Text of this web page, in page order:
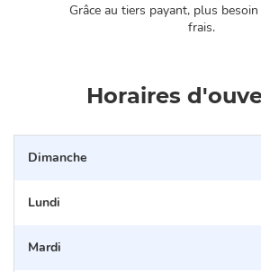
Grâce au tiers payant, plus
frais.
Horaires
Dimanche
Lundi
Mardi